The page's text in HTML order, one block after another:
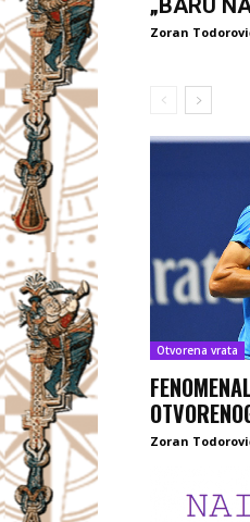
„BARU
Zoran
Otvorena vrata
Zoran